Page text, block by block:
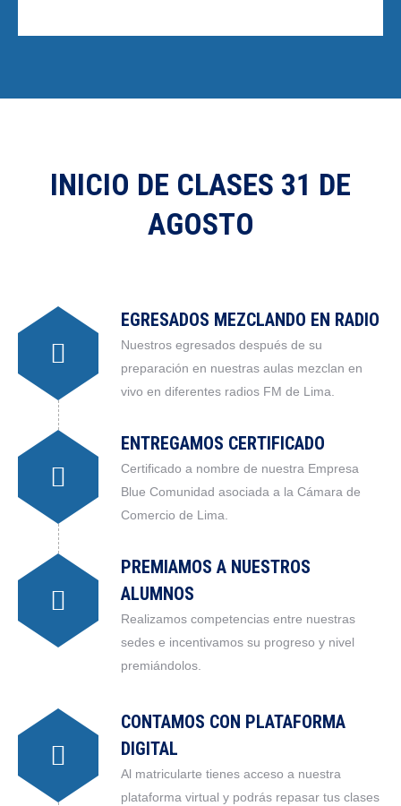
INICIO DE CLASES 31 DE
AGOSTO
EGRESADOS MEZCLANDO EN RADIO
Nuestros egresados después de su
preparación en nuestras aulas mezclan en
vivo en diferentes radios FM de Lima.
ENTREGAMOS CERTIFICADO
Certificado a nombre de nuestra Empresa
Blue Comunidad asociada a la Cámara de
Comercio de Lima.
PREMIAMOS A NUESTROS
ALUMNOS
Realizamos competencias entre nuestras
sedes e incentivamos su progreso y nivel
premiándolos.
CONTAMOS CON PLATAFORMA
DIGITAL
Al matricularte tienes acceso a nuestra
plataforma virtual y podrás repasar tus clases